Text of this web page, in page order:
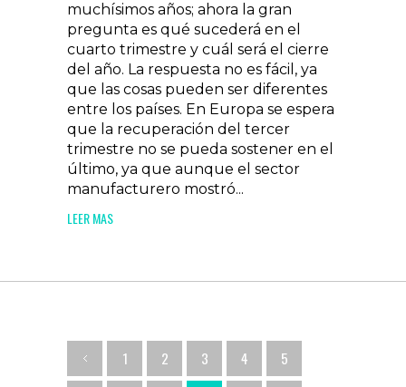
muchísimos años; ahora la gran
pregunta es qué sucederá en el
cuarto trimestre y cuál será el cierre
del año. La respuesta no es fácil, ya
que las cosas pueden ser diferentes
entre los países. En Europa se espera
que la recuperación del tercer
trimestre no se pueda sostener en el
último, ya que aunque el sector
manufacturero mostró...
LEER MAS
1 2 3 4
5